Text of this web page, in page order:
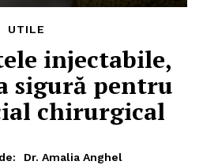
UTILE
injectabile,
sigură pentru
chirurgical
Dr. Amalia Anghel